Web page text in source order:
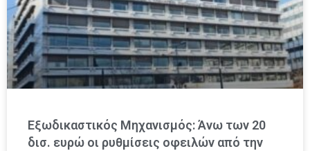
Εξωδικαστικός Μηχανισμός: Άνω των 20
δισ. ευρώ οι ρυθμίσεις οφειλών από την